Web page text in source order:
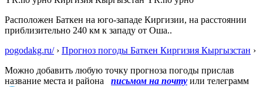
Расположен Баткен на юго-западе Киргизии, на расстоянии
приблизительно 240 км к западу от Оша..
pogodakg.ru/› Прогноз погоды Баткен Киргизия Кыргызстан ›
Можно добавить любую точку прогноза погоды прислав
название места и района
письмом на почту или телеграмм